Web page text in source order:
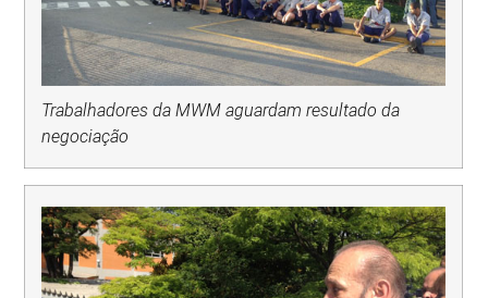
Trabalhadores da MWM aguardam resultado da
negociação